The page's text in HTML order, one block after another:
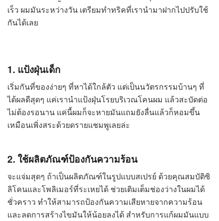
เร็ว ผมมันระหว่างวัน เตรียมทำทริคที่เรานำมาฝากไปปรับใช้
กันได้เลย
1. แป้งฝุ่นเด็ก
เริ่มกันที่ของง่ายๆ ที่หาได้ใกล้ตัว แต่เป็นนวัตรกรรมบ้านๆ ที่
ได้ผลดีสุดๆ แค่เรานำแป้งฝุ่นโรยบริเวณโคนผม แล้วสะบัดต่อ
ไม่ต้องรอนาน แค่นี้ผมก็จะหายมันแถมยังลื่นแล้วก็หอมขึ้น
เหมือนเพิ่งสระด้วยดรายแชมพูเลยล่ะ
2. ใช้ผลิตภัณฑ์ป้องกันความร้อน
จะแจ่มสุดๆ ถ้าเป็นผลิตภัณฑ์ในรูปแบบสเปรย์ ด้วยคุณสมบัติซิ
ลิโคนและโพลิเมอร์ที่ระเหยได้ ช่วยเติมเต็มช่องว่างในผมได้
ชั่วคราว ทำให้สามารถป้องกันความเสียหายจากความร้อน
และลดการสร้างไขมันให้น้อยลงได้ สำหรับการแก้ผมมันแบบ